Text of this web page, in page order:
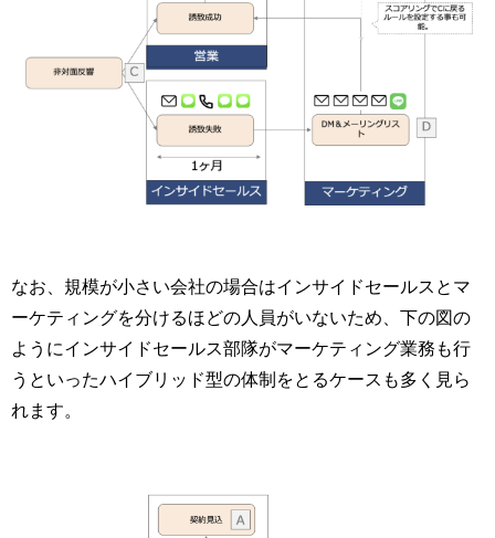
なお、規模が小さい会社の場合はインサイドセールスとマ
ーケティングを分けるほどの人員がいないため、下の図の
ようにインサイドセールス部隊がマーケティング業務も行
うといったハイブリッド型の体制をとるケースも多く見ら
れます。